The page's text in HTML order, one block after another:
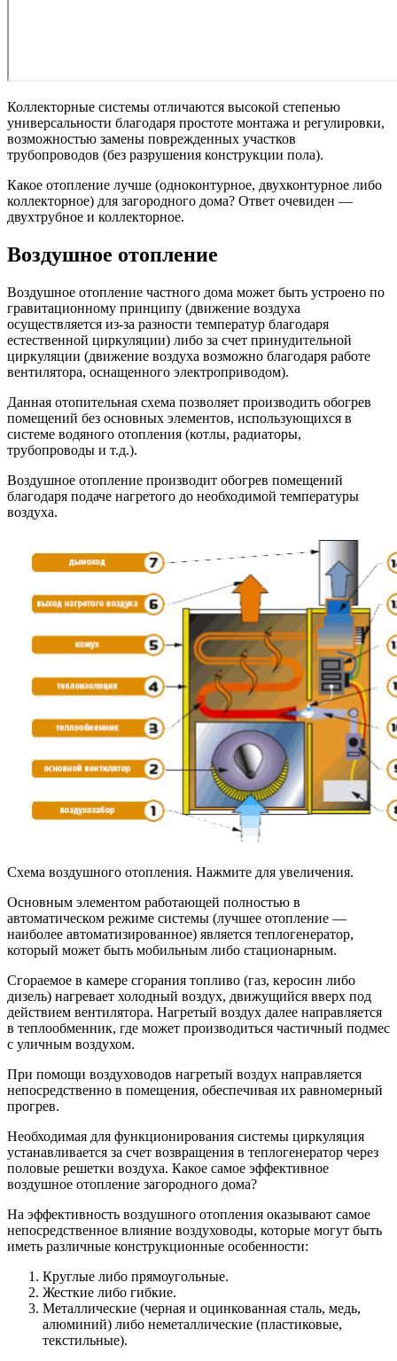
Коллекторные системы отличаются высокой степенью
универсальности благодаря простоте монтажа и регулировки,
возможностью замены поврежденных участков
трубопроводов (без разрушения конструкции пола).
Какое отопление лучше (одноконтурное, двухконтурное либо
коллекторное) для загородного дома? Ответ очевиден —
двухтрубное и коллекторное.
Воздушное отопление
Воздушное отопление частного дома может быть устроено по
гравитационному принципу (движение воздуха
осуществляется из-за разности температур благодаря
естественной циркуляции) либо за счет принудительной
циркуляции (движение воздуха возможно благодаря работе
вентилятора, оснащенного электроприводом).
Данная отопительная схема позволяет производить обогрев
помещений без основных элементов, использующихся в
системе водяного отопления (котлы, радиаторы,
трубопроводы и т.д.).
Воздушное отопление производит обогрев помещений
благодаря подаче нагретого до необходимой температуры
воздуха.
Схема воздушного отопления. Нажмите для увеличения.
Основным элементом работающей полностью в
автоматическом режиме системы (лучшее отопление —
наиболее автоматизированное) является теплогенератор,
который может быть мобильным либо стационарным.
Сгораемое в камере сгорания топливо (газ, керосин либо
дизель) нагревает холодный воздух, движущийся вверх под
действием вентилятора. Нагретый воздух далее направляется
в теплообменник, где может производиться частичный подмес
с уличным воздухом.
При помощи воздуховодов нагретый воздух направляется
непосредственно в помещения, обеспечивая их равномерный
прогрев.
Необходимая для функционирования системы циркуляция
устанавливается за счет возвращения в теплогенератор через
половые решетки воздуха. Какое самое эффективное
воздушное отопление загородного дома?
На эффективность воздушного отопления оказывают самое
непосредственное влияние воздуховоды, которые могут быть
иметь различные конструкционные особенности:
Круглые либо прямоугольные.
Жесткие либо гибкие.
Металлические (черная и оцинкованная сталь, медь,
алюминий) либо неметаллические (пластиковые,
текстильные).